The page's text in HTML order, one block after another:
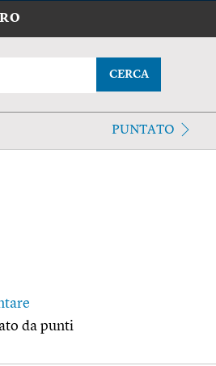
CERCA
PUNTATO
da punti